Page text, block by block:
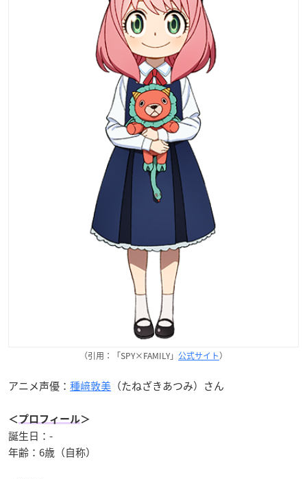
（引用：「SPY×FAMILY」 公式サイト）
アニメ声優： 種﨑敦美 （たねざきあつみ）さん
＜ プロフィール＞
誕生日：-
年齢：6歳（自称）